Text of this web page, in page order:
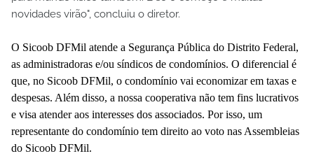
novidades virão", concluiu o diretor.
O Sicoob DFMil atende a Segurança Pública do Distrito Federal,
as administradoras e/ou síndicos de condomínios. O diferencial é
que, no Sicoob DFMil, o condomínio vai economizar em taxas e
despesas. Além disso, a nossa cooperativa não tem fins lucrativos
e visa atender aos interesses dos associados. Por isso, um
representante do condomínio tem direito ao voto nas Assembleias
do Sicoob DFMil.